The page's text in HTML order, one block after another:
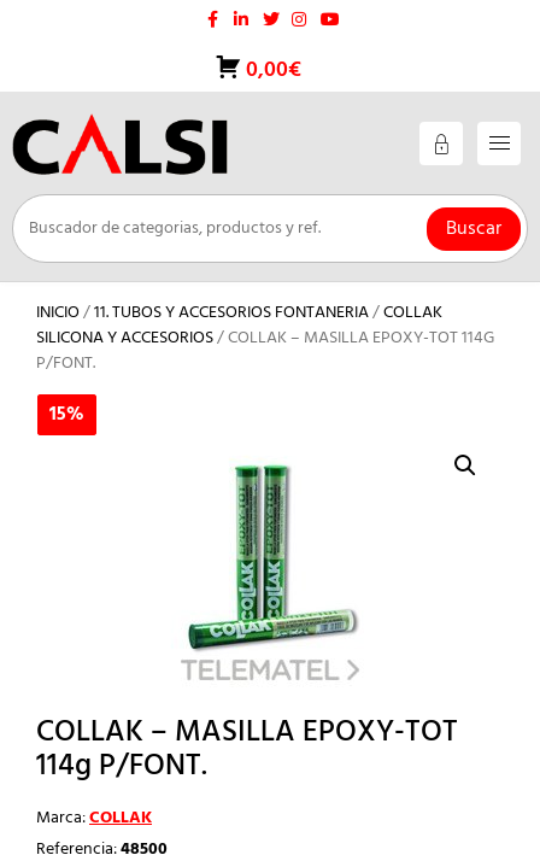
0,00€
Buscar
INICIO/11. TUBOS Y ACCESORIOS FONTANERIA/COLLAK
SILICONA Y ACCESORIOS/ COLLAK – MASILLA EPOXY-TOT 114G
P/FONT.
15%
COLLAK – MASILLA EPOXY-TOT
114g P/FONT.
Marca:COLLAK
15%